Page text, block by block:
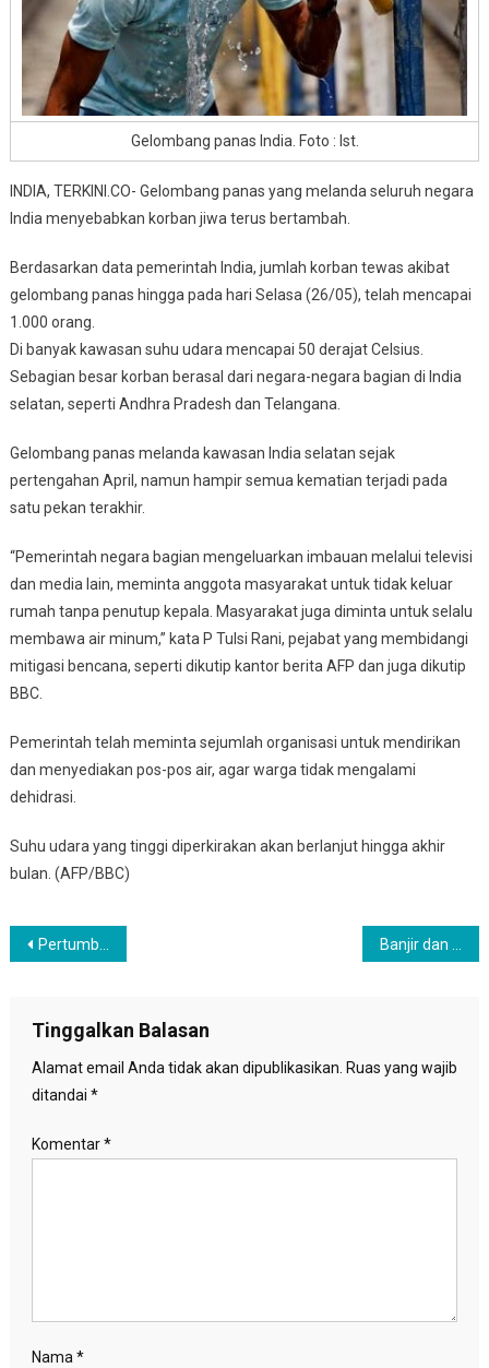
Gelombang panas India. Foto : Ist.
INDIA, TERKINI.CO- Gelombang panas yang melanda seluruh negara
India menyebabkan korban jiwa terus bertambah.
Berdasarkan data pemerintah India, jumlah korban tewas akibat
gelombang panas hingga pada hari Selasa (26/05), telah mencapai
1.000 orang.
Di banyak kawasan suhu udara mencapai 50 derajat Celsius.
Sebagian besar korban berasal dari negara-negara bagian di India
selatan, seperti Andhra Pradesh dan Telangana.
Gelombang panas melanda kawasan India selatan sejak
pertengahan April, namun hampir semua kematian terjadi pada
satu pekan terakhir.
“Pemerintah negara bagian mengeluarkan imbauan melalui televisi
dan media lain, meminta anggota masyarakat untuk tidak keluar
rumah tanpa penutup kepala. Masyarakat juga diminta untuk selalu
membawa air minum,” kata P Tulsi Rani, pejabat yang membidangi
mitigasi bencana, seperti dikutip kantor berita AFP dan juga dikutip
BBC.
Pemerintah telah meminta sejumlah organisasi untuk mendirikan
dan menyediakan pos-pos air, agar warga tidak mengalami
dehidrasi.
Suhu udara yang tinggi diperkirakan akan berlanjut hingga akhir
bulan. (AFP/BBC)
Navigasi
Pertumbuhan Ekonomi 5,8-6,2 Persen Dinilai Terlalu Optimis
Tinggalkan Balasan
Alamat email Anda tidak akan dipublikasikan. Ruas yang wajib
ditandai *
Komentar*
Nama *